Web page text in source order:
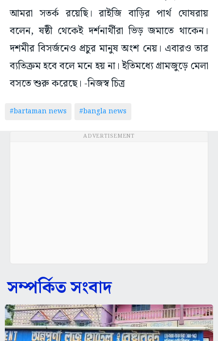
আমরা সতর্ক রয়েছি। রাইজি বাড়ির পার্থ ঘোষরায়
বলেন, ষষ্ঠী থেকেই দর্শনার্থীরা ভিড় জমাতে থাকেন।
দশমীর বিসর্জনেও প্রচুর মানুষ অংশ নেয়। এবারও তার
ব্যতিক্রম হবে বলে মনে হয় না। ইতিমধ্যে গ্রামজুড়ে মেলা
বসতে শুরু করেছে। -নিজস্ব চিত্র
#bartaman news #bangla news
ADVERTISEMENT
সম্পর্কিত সংবাদ